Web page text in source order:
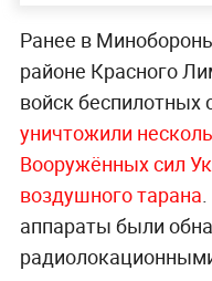
Ранее в
районе Красного
войск беспилотных
уничтожили
Вооружённых сил
воздушного тарана
аппараты были